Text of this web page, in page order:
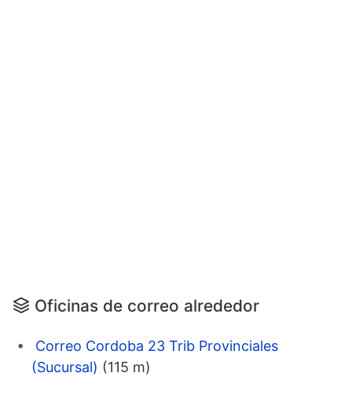
Oficinas de correo alrededor
Correo Cordoba 23 Trib Provinciales
(Sucursal) (115 m)